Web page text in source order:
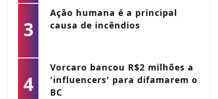
3
Ação humana é a principal
causa de incêndios
4
Vorcaro bancou R$2 milhões a
'influencers' para difamarem o
BC